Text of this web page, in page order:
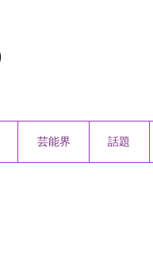
芸能界 話題